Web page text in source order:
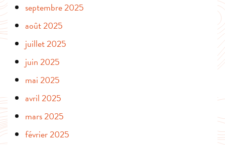
septembre 2025
août 2025
juillet 2025
juin 2025
mai 2025
avril 2025
mars 2025
février 2025